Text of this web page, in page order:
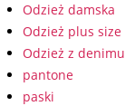
Odzież damska
Odzież plus size
Odzież z denimu
pantone
paski